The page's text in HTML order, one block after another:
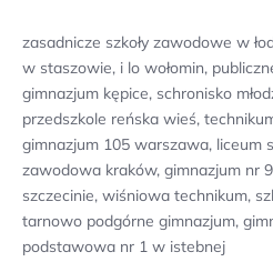
zasadnicze szkoły zawodowe w
w staszowie, i lo wołomin,
gimnazjum kępice, schronisko
przedszkole reńska wieś,
gimnazjum 105 warszawa, liceum
zawodowa kraków, gimnazjum nr
szczecinie, wiśniowa technikum,
tarnowo podgórne gimnazjum,
podstawowa nr 1 w istebnej